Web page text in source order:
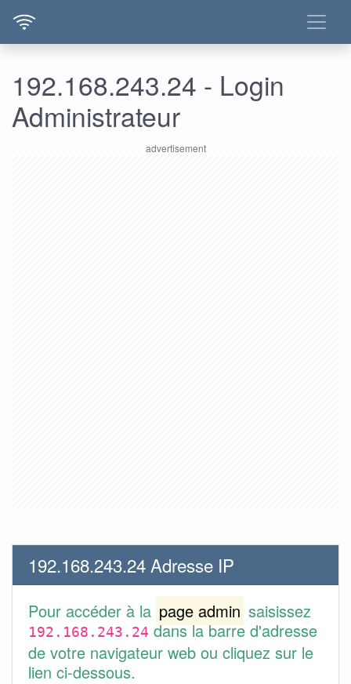
192.168.243.24 - Login
Administrateur
192.168.243.24 Adresse IP
Pour accéder à la page admin saisissez
192.168.243.24 dans la barre d'adresse
de votre navigateur web ou cliquez sur le
lien ci-dessous.